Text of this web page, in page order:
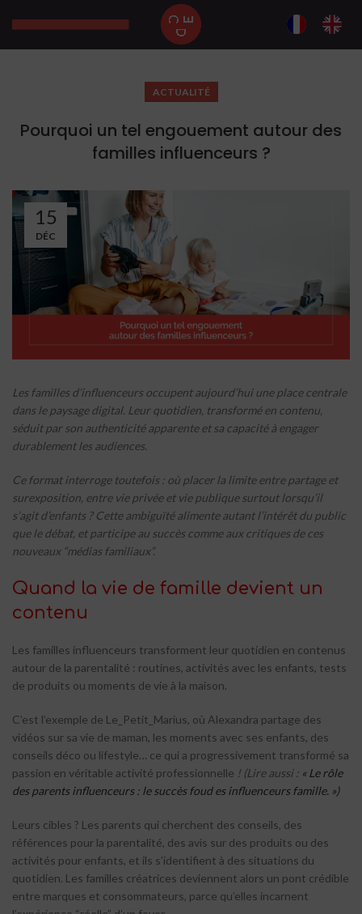
ACTUALITÉ
Pourquoi un tel engouement autour des
familles influenceurs ?
15
DÉC
Les familles d’influenceurs occupent aujourd’hui une place centrale
dans le paysage digital. Leur quotidien, transformé en contenu,
séduit par son authenticité apparente et sa capacité à engager
durablement les audiences.
Ce format interroge toutefois : où placer la limite entre partage et
surexposition, entre vie privée et vie publique surtout lorsqu’il
s’agit d’enfants ? Cette ambiguïté alimente autant l’intérêt du public
que le débat, et participe au succès comme aux critiques de ces
nouveaux “médias familiaux”.
Quand la vie de famille devient un
contenu
Les familles influenceurs transforment leur quotidien en contenus
autour de la parentalité : routines, activités avec les enfants, tests
de produits ou moments de vie à la maison.
C’est l’exemple de Le_Petit_Marius, où Alexandra partage des
vidéos sur sa vie de maman, les moments avec ses enfants, des
conseils déco ou lifestyle… ce qui a progressivement transformé sa
passion en véritable activité professionnelle ! (Lire aussi : « Le rôle
des parents influenceurs : le succès foud es influenceurs famille. »)
Leurs cibles ? Les parents qui cherchent des conseils, des
références pour la parentalité, des avis sur des produits ou des
activités pour enfants, et ils s’identifient à des situations du
quotidien. Les familles créatrices deviennent alors un pont crédible
entre marques et consommateurs, parce qu’elles incarnent